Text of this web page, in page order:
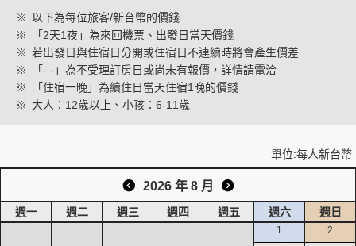
※ 以下為每位旅客/新台幣的價錢
※
「2天1夜」為來回機票、出發日當天價錢
※ 若出發日與住宿日分開或住宿日不連續時將會產生價差
※
「- -」為不受理訂房日或尚未有報價，詳情請電洽
※
「住宿一晚」為續住日當天住宿1晚的價錢
※ 大人：12歲以上、小孩：6-11歲
單位:每人新台幣
2026 年 8 月
週一 週二 週三 週四 週五 週六 週日
1 2